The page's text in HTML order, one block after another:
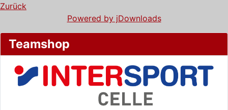
Zurück
Powered by jDownloads
Teamshop